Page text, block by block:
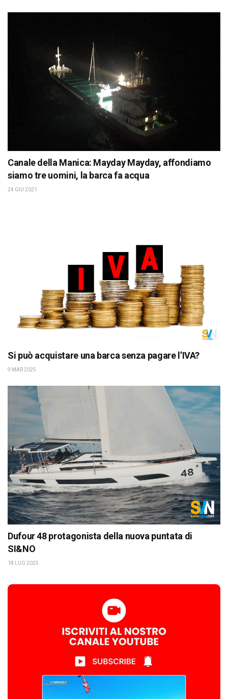
Canale della Manica: Mayday Mayday, affondiamo
siamo tre uomini, la barca fa acqua
24 GIU 2021
Si può acquistare una barca senza pagare l’IVA?
9 MAR 2025
Dufour 48 protagonista della nuova puntata di
SI&NO
18 LUG 2025